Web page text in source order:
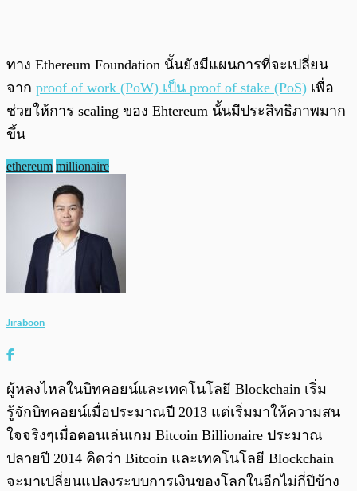
ทาง Ethereum Foundation นั้นยังมีแผนการที่จะเปลี่ยน
จาก proof of work (PoW) เป็น proof of stake (PoS) เพื่อ
ช่วยให้การ scaling ของ Ehtereum นั้นมีประสิทธิภาพมาก
ขึ้น
ethereum millionaire
Jiraboon
ผู้หลงไหลในบิทคอยน์และเทคโนโลยี Blockchain เริ่ม
รู้จักบิทคอยน์เมื่อประมาณปี 2013 แต่เริ่มมาให้ความสน
ใจจริงๆเมื่อตอนเล่นเกม Bitcoin Billionaire ประมาณ
ปลายปี 2014 คิดว่า Bitcoin และเทคโนโลยี Blockchain
จะมาเปลี่ยนแปลงระบบการเงินของโลกในอีกไม่กี่ปีข้าง